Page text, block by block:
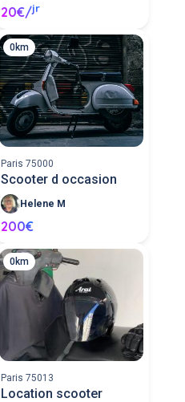
20€/jr
0km
Paris 75000
Scooter d occasion
Helene M
200€
0km
Paris 75013
Location scooter